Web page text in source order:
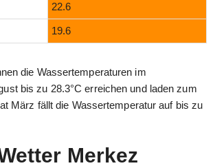
22.6
19.6
die Wassertemperaturen im
bis zu 28.3°C erreichen und laden zum
März fällt die Wassertemperatur auf bis zu
Merkez